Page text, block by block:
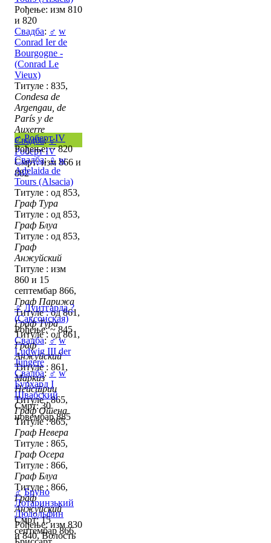
Рођење: изм 810
и 820
Свадба: ♂ w
Conrad Ier de
Bourgogne -
(Conrad Le
Vieux)
Титуле : 835,
Condesa de
Argengau, de
París y de
Auxerre
Свадба:♂
Роберт IV
Смрт: изм 866 и
882
♂ Роберт IV
Рођење: ~ 820
Свадба:♀ w
Adelaida de
Tours (Alsacia)
Титуле : од 853,
Граф Тура
Титуле : од 853,
Граф Блуа
Титуле : од 853,
Граф
Анжуйский
Титуле : изм
860 и 15
септембар 866,
Граф Парижа
Титуле : од 861,
Граф Тура
Титуле : од 861,
Граф
Анжуйский
Титуле : 861,
Маркиз
Нейстрии
Титуле : 865,
Граф Отена
Титуле : 865,
Граф Невера
Титуле : 865,
Граф Осера
Титуле : 866,
Граф Блуа
Титуле : 866,
Граф
Анжуйский
Смрт: 15
септембар 866,
♀ Луитгарда ?
(Саксонская)
Рођење: ~ 845
Свадба: ♂ w
Ludwig III der
Jüngere
Свадба: ♂ w
Бурхард I
Швабский
Смрт: 30
новембар 885
♂ Бруно
Лотаринзький
Людольфин
Рођење: изм 830
и 840, Волость